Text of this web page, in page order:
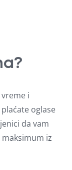
i
oglase
da vam
iz